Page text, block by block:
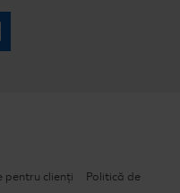
pentru clienți
Politică de